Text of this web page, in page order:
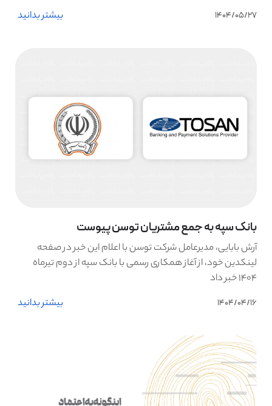
1404/05/27 بیشتر بدانید
بانک سپه به جمع مشتریان توسن پیوست
آرش بابایی، مدیرعامل شرکت توسن با اعلام این خبر در صفحه
لینکدین خود، از آغاز همکاری رسمی با بانک سپه از دوم تیرماه
۱۴۰۴ خبر داد
1404/04/16 بیشتر بدانید